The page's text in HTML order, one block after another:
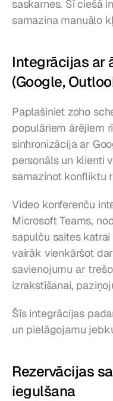
saskarnes. Šī ciešā
samazina manuālo
Integrācijas ar
(Google,
Paplašiniet zoho
populāriem ārējiem
sinhronizācija ar
personāls un klienti
samazinot konfliktu
Video konferenču
Microsoft Teams,
sapulču saites
vairāk vienkāršot
savienojumu ar
izrakstīšanai,
Šīs integrācijas
un pielāgojamu
Rezervācijas
iegulšana